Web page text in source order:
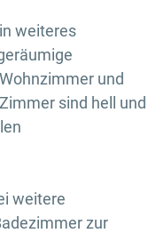
weiteres
und
sind hell und
weitere
zur